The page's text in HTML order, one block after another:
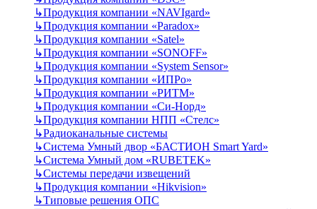
↳Продукция компании «NAVIgard»
↳Продукция компании «Paradox»
↳Продукция компании «Satel»
↳Продукция компании «SONOFF»
↳Продукция компании «System Sensor»
↳Продукция компании «ИПРо»
↳Продукция компании «РИТМ»
↳Продукция компании «Си-Норд»
↳Продукция компании НПП «Стелс»
↳Радиоканальные системы
↳Система Умный двор «БАСТИОН Smart Yard»
↳Система Умный дом «RUBETEK»
↳Системы передачи извещений
↳Продукция компании «Hikvision»
↳Типовые решения ОПС